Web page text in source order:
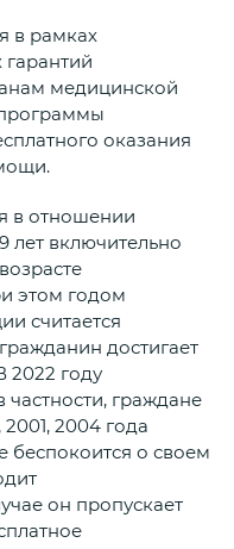
в рамках
медицинской
оказания
в отношении
лет включительно
этом годом
считается
достигает
2022 году
граждане
2001, 2004 года
беспокоится о своем
он пропускает